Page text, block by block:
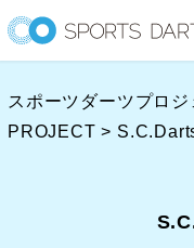
内
容
ス
キ
スポーツダーツプロ
PROJECT >